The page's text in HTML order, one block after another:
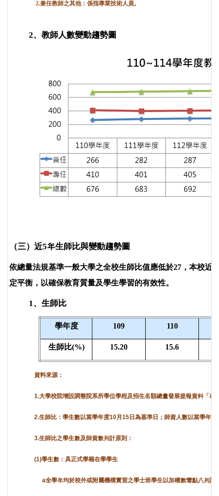
2.兼任教師之其他：係指專業技術人員。
2、教師人數變動趨勢圖
（三）近5年生師比與變動趨勢圖
依總量法規基準一般大學之全校生師比值應低於27，本校近
定平衡，以確保教育質量及學生學習的有效性。
1、生師比
學年度 109 110
生師比(%) 15.20 15.6
資料來源：
1.大學校院增設調整院系所學位學程及招生名額總量發展提報資料「表
2.生師比：學生數以當學年度10月15日為基準日；師資人數以當學年
3.生師比之學生數及師資數列計原則：
(1)學生數：具正式學籍在學學生
a全學年均於校外或附屬機構實習之學士班學生以加權數零點八列計